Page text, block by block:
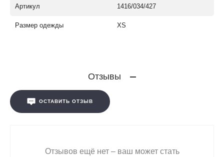
Артикул 1416/034/427
Размер одежды XS
Отзывы
ОСТАВИТЬ ОТЗЫВ
Отзывов ещё нет – ваш может стать